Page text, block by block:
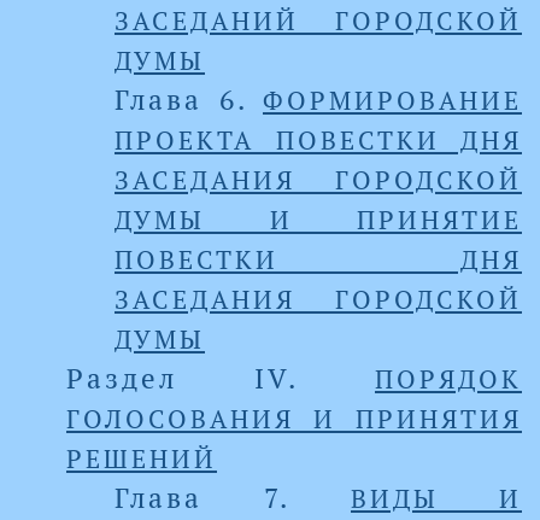
ЗАСЕДАНИЙ ГОРОДСКОЙ
ДУМЫ
Глава 6. ФОРМИРОВАНИЕ
ПРОЕКТА ПОВЕСТКИ ДНЯ
ЗАСЕДАНИЯ ГОРОДСКОЙ
ДУМЫ И ПРИНЯТИЕ
ПОВЕСТКИ ДНЯ
ЗАСЕДАНИЯ ГОРОДСКОЙ
ДУМЫ
Раздел IV. ПОРЯДОК
ГОЛОСОВАНИЯ И ПРИНЯТИЯ
РЕШЕНИЙ
Глава 7. ВИДЫ И